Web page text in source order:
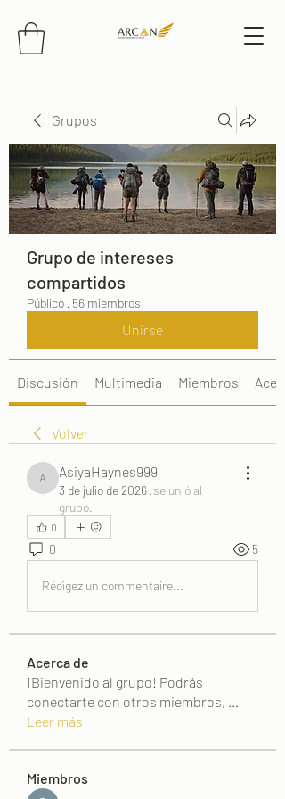
Grupos
Grupo de intereses
compartidos
Público · 56 miembros
Unirse
Discusión Multimedia Miembros
Volver
AsiyaHaynes999
AsiyaHaynes999
3 de julio de 2026· se unió al
grupo.
0
0 5
Rédigez un commentaire...
Acerca de
¡Bienvenido al grupo! Podrás
conectarte con otros miembros,
Leer más
Miembros